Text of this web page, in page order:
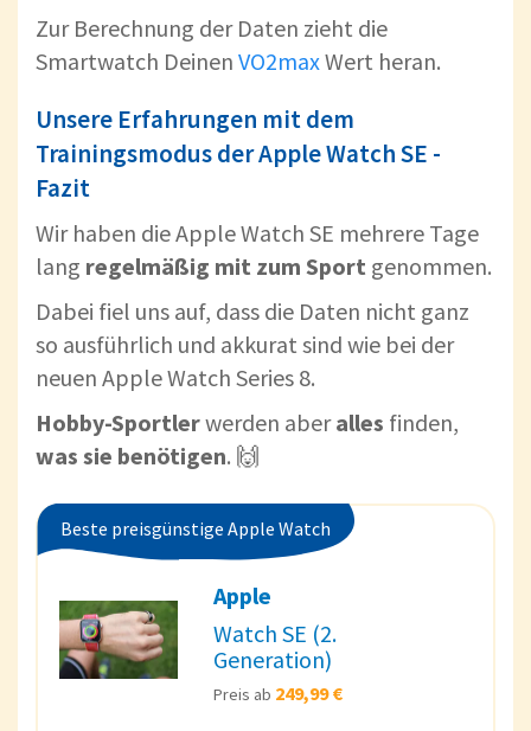
Zur Berechnung der Daten zieht die
Smartwatch Deinen VO2maxWert heran.
Unsere Erfahrungen mit dem
Trainingsmodus der Apple Watch SE -
Fazit
Wir haben die Apple Watch SE mehrere Tage
lang regelmäßig mit zum Sport genommen.
Dabei fiel uns auf, dass die Daten nicht ganz
so ausführlich und akkurat sind wie bei der
neuen Apple Watch Series 8.
Hobby-Sportlerwerden aberalles finden,
was sie benötigen. 🙌
Beste preisgünstige Apple Watch
Apple
Watch SE (2.
Generation)
Preis ab 249,99 €